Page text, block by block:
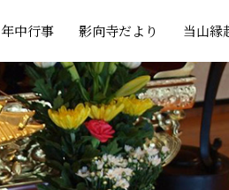
年中行事 影向寺だより 当山縁